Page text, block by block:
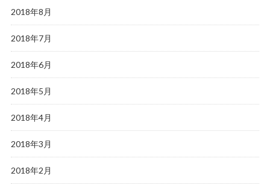
2018年8月
2018年7月
2018年6月
2018年5月
2018年4月
2018年3月
2018年2月